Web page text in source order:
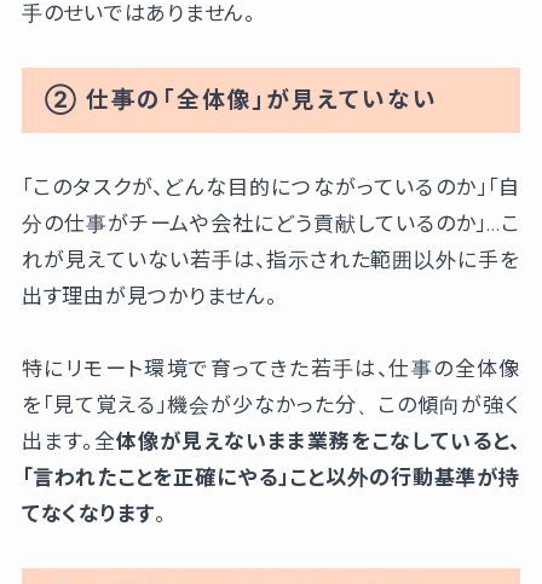
手のせいではありません。
② 仕事の「全体像」が見えていない
「このタスクが、どんな目的につながっているのか」「自
分の仕事がチームや会社にどう貢献しているのか」…こ
れが見えていない若手は、指示された範囲以外に手を
出す理由が見つかりません。
特にリモート環境で育ってきた若手は、仕事の全体像
を「見て覚える」機会が少なかった分、この傾向が強く
出ます。全体像が見えないまま業務をこなしていると、
「言われたことを正確にやる」こと以外の行動基準が持
てなくなります。